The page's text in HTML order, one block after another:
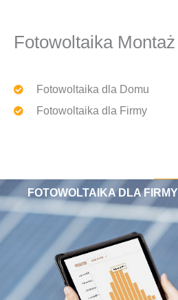
Fotowoltaika Montaż
Fotowoltaika dla Domu
Fotowoltaika dla Firmy
FOTOWOLTAIKA DLA FIRMY